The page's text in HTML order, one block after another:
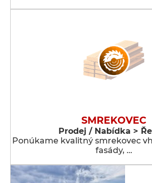
SMREKOVEC
Prodej / Nabídka >
Ponúkame kvalitný smrekovec
fasády, …